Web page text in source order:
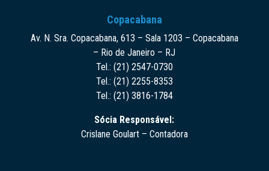
Copacabana
Av. N. Sra. Copacabana, 613 – Sala 1203 – Copacabana
– Rio de Janeiro – RJ
Tel.: (21) 2547-0730
Tel.: (21) 2255-8353
Tel.: (21) 3816-1784
Sócia Responsável:
Crislane Goulart – Contadora